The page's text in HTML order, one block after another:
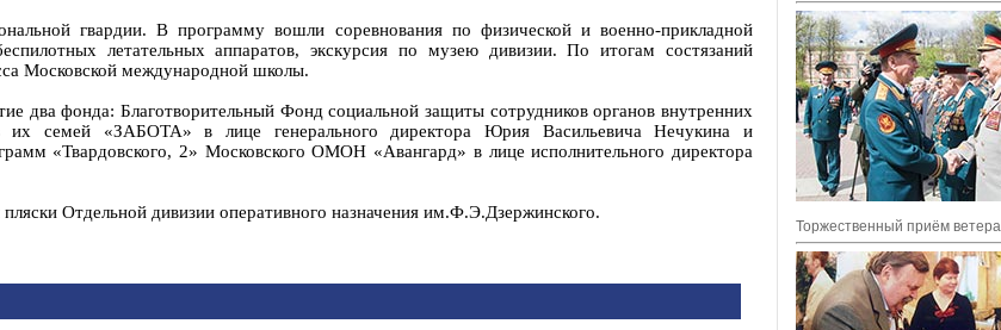
Торжественный приём
гвардии. В программу вошли соревнования по физической и военно-прикладной
летательных аппаратов, экскурсия по музею дивизии. По итогам состязаний
Московской международной школы.
два фонда: Благотворительный Фонд социальной защиты сотрудников органов внутренних
их семей «ЗАБОТА» в лице генерального директора Юрия Васильевича Нечукина и
«Твардовского, 2» Московского ОМОН «Авангард» в лице исполнительного директора
Отдельной дивизии оперативного назначения им.Ф.Э.Дзержинского.